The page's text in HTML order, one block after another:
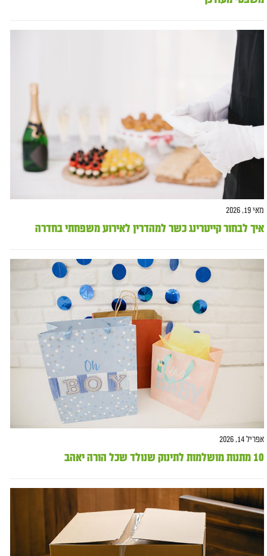
מאי 19, 2026
איך לבחור קייטרינג כשר למהדרין לאירוע משפחתי בחדרה
אפריל 14, 2026
10 מתנות מושלמות לתינוק שנולד שכל הורה יאהב